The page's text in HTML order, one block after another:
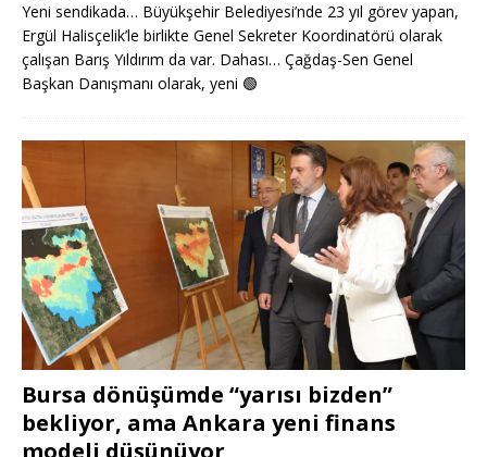
Yeni sendikada… Büyükşehir Belediyesi’nde 23 yıl görev yapan,
Ergül Halisçelik’le birlikte Genel Sekreter Koordinatörü olarak
çalışan Barış Yıldırım da var. Dahası… Çağdaş-Sen Genel
Başkan Danışmanı olarak, yeni 🟢
Bursa dönüşümde “yarısı bizden”
bekliyor, ama Ankara yeni finans